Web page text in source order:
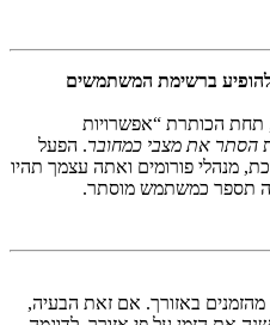
ברשימת המשתמשים
הכותרת “אפשרויות
הסתר את מצבי כמחובר. הפעל
מנהלי פורומים ואתה עצמך תהיו
תספר כמשתמש מוסתר.
מהזמנים באזורך. אם זאת הבעיה,